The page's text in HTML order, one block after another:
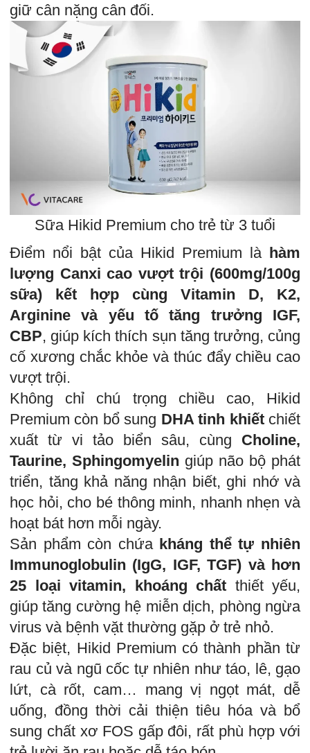
giữ cân nặng cân đối.
Sữa Hikid Premium cho trẻ từ 3 tuổi
Điểm nổi bật của Hikid Premium là hàm
lượng Canxi cao vượt trội (600mg/100g
sữa) kết hợp cùng Vitamin D, K2,
Arginine và yếu tố tăng trưởng IGF,
CBP, giúp kích thích sụn tăng trưởng, củng
cố xương chắc khỏe và thúc đẩy chiều cao
vượt trội.
Không chỉ chú trọng chiều cao, Hikid
Premium còn bổ sung DHA tinh khiếtchiết
xuất từ vi tảo biển sâu, cùng Choline,
Taurine, Sphingomyelin giúp não bộ phát
triển, tăng khả năng nhận biết, ghi nhớ và
học hỏi, cho bé thông minh, nhanh nhẹn và
hoạt bát hơn mỗi ngày.
Sản phẩm còn chứa kháng thể tự nhiên
Immunoglobulin (IgG, IGF, TGF) và hơn
25 loại vitamin, khoáng chất thiết yếu,
giúp tăng cường hệ miễn dịch, phòng ngừa
virus và bệnh vặt thường gặp ở trẻ nhỏ.
Đặc biệt, Hikid Premium có thành phần từ
rau củ và ngũ cốc tự nhiên như táo, lê, gạo
lứt, cà rốt, cam… mang vị ngọt mát, dễ
uống, đồng thời cải thiện tiêu hóa và bổ
sung chất xơ FOS gấp đôi, rất phù hợp với